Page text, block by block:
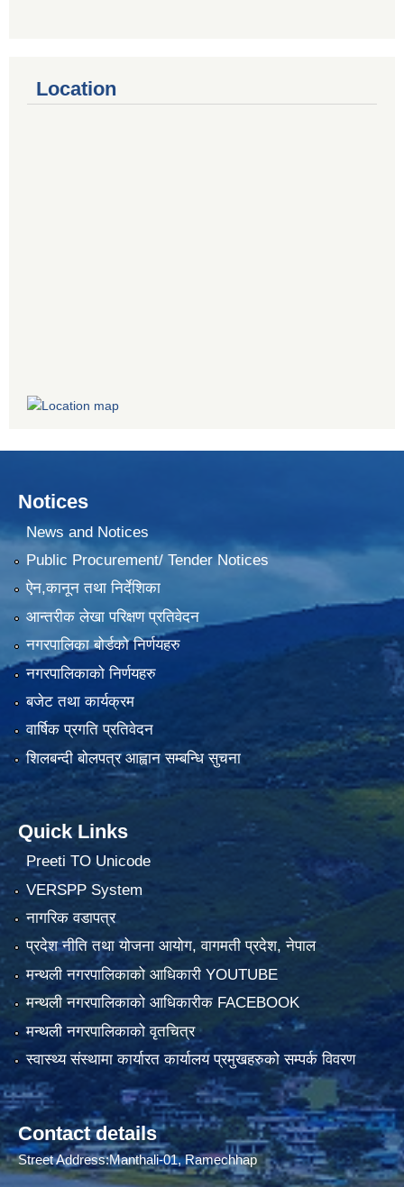
Location
Notices
News and Notices
Public Procurement/ Tender Notices
ऐन,कानून तथा निर्देशिका
आन्तरीक लेखा परिक्षण प्रतिवेदन
नगरपालिका बोर्डको निर्णयहरु
नगरपालिकाको निर्णयहरु
बजेट तथा कार्यक्रम
वार्षिक प्रगति प्रतिवेदन
शिलबन्दी बोलपत्र आह्वान सम्बन्धि सुचना
Quick Links
Preeti TO Unicode
VERSPP System
नागरिक वडापत्र
प्रदेश नीति तथा योजना आयोग, वागमती प्रदेश, नेपाल
मन्थली नगरपालिकाको आधिकारी YOUTUBE
मन्थली नगरपालिकाको आधिकारीक FACEBOOK
मन्थली नगरपालिकाको वृतचित्र
स्वास्थ्य संस्थामा कार्यारत कार्यालय प्रमुखहरुको सम्पर्क विवरण
Contact details
Street Address:Manthali-01, Ramechhap